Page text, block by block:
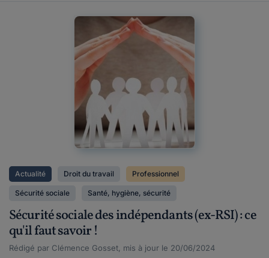
Actualité Droit du travail Professionnel
Sécurité sociale Santé, hygiène, sécurité
Sécurité sociale des indépendants (ex-RSI) : ce
qu'il faut savoir !
Rédigé par Clémence Gosset, mis à jour le 20/06/2024